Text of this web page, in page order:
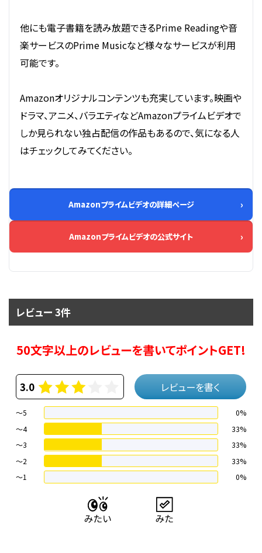
他にも電子書籍を読み放題できるPrime Readingや音
楽サービスのPrime Musicなど様々なサービスが利用
可能です。
Amazonオリジナルコンテンツも充実しています。映画や
ドラマ、アニメ、バラエティなどAmazonプライムビデオで
しか見られない独占配信の作品もあるので、気になる人
はチェックしてみてください。
Amazonプライムビデオの詳細ページ
Amazonプライムビデオの公式サイト
レビュー 3件
50文字以上のレビューを書いてポイントGET!
3.0 レビューを書く
～5
0%
～4
33%
〜3
33%
〜2
33%
〜1
0%